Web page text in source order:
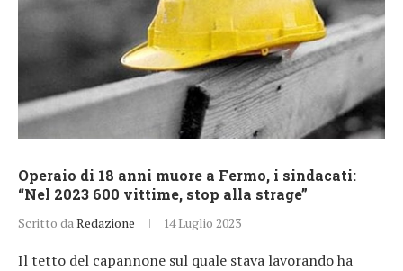
Operaio di 18 anni muore a Fermo, i sindacati:
“Nel 2023 600 vittime, stop alla strage”
Scritto da Redazione 14 Luglio 2023
Il tetto del capannone sul quale stava lavorando ha